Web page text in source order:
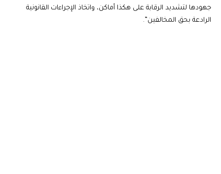
جهودها لتشديد الرقابة على هكذا أماكن، واتخاذ الإجراءات القانونية
الرادعة بحق المخالفين”.